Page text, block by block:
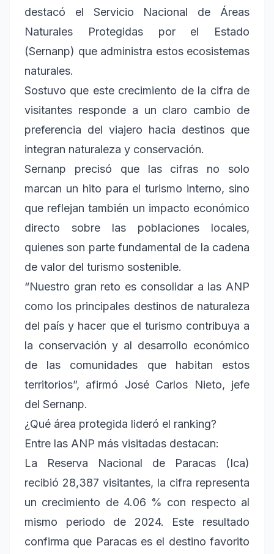
destacó el Servicio Nacional de Áreas
Naturales Protegidas por el Estado
(Sernanp) que administra estos ecosistemas
naturales.
Sostuvo que este crecimiento de la cifra de
visitantes responde a un claro cambio de
preferencia del viajero hacia destinos que
integran naturaleza y conservación.
Sernanp precisó que las cifras no solo
marcan un hito para el turismo interno, sino
que reflejan también un impacto económico
directo sobre las poblaciones locales,
quienes son parte fundamental de la cadena
de valor del turismo sostenible.
“Nuestro gran reto es consolidar a las ANP
como los principales destinos de naturaleza
del país y hacer que el turismo contribuya a
la conservación y al desarrollo económico
de las comunidades que habitan estos
territorios”, afirmó José Carlos Nieto, jefe
del Sernanp.
¿Qué área protegida lideró el ranking?
Entre las ANP más visitadas destacan:
La Reserva Nacional de Paracas (Ica)
recibió 28,387 visitantes, la cifra representa
un crecimiento de 4.06 % con respecto al
mismo periodo de 2024. Este resultado
confirma que Paracas es el destino favorito